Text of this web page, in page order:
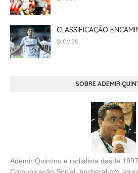
CLASSIFICAÇÃO
02:35
SOBRE ADEMIR
Ademir Quintino é radialista desde